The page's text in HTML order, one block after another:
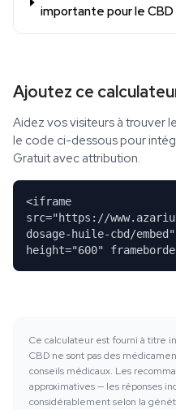
importante pour le CBD
Ajoutez ce
Aidez vos visiteurs à trouver
le code ci-dessous pour
Gratuit avec attribution.
<iframe
src="https://
dosage-huile-cbd/
height="600"
Ce calculateur est fourni à titre
CBD ne sont pas des
conseils médicaux. Les
approximatives — les réponses
considérablement selon la